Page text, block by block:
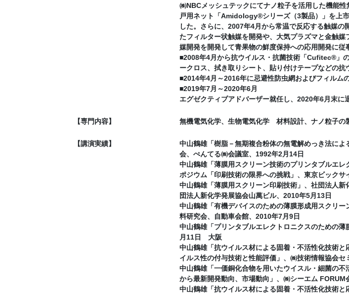
㈱NBCメッシュテックにてナノ粒子を活用した機能
戸用ネット「Amidology®シリーズ（3製品）」を上
した。さらに、2007年4月から常温で反応する触媒
たフィルター状触媒を開発や、大気プラズマと金触
媒開発を開発して青果物の鮮度保持への応用開発に従
■2008年4月から抗ウイルス・抗菌技術「Cufitec®」
ークロス、拭き取りシート、貼り付けテープなどの抗
■2014年4月～2016年に忌避性防虫網およびフィルム
■2019年7月～2020年6月
エグゼクティブアドバーザー就任し、2020年6月末に
【専門内容】 無機電気化学、生物電気化学 材料設計、ナノ粒子
【講演実績】
中山鶴雄「樹脂－無期複合粉体の無電解めっき法に
会、ぺんてる㈱会議室、1992年2月14日
中山鶴雄「薄膜用スクリーン技術のプリンタブルエ
ポジウム「印刷技術の限界への挑戦」、東京ビックサ
中山鶴雄「薄膜用スクリーン印刷技術」、社団法人
団法人新化学発展協会山萬ビル、2010年5月13日
中山鶴雄「有機デバイスのための薄膜形成用スクリ
料研究会、自動車会館、2010年7月9日
中山鶴雄「プリンタブルエレクトロニクスのための
月11日 大阪
中山鶴雄「抗ウイルス材による固着・不活性化技術
イルス性の付与技術と性能評価」、㈱技術情報協会セ
中山鶴雄「一価銅化合物を用いたウイスル・細菌の
から最新開発動向、市場動向」、㈱シーエム FORUM
中山鶴雄「抗ウイルス材による固着・不活性化技術